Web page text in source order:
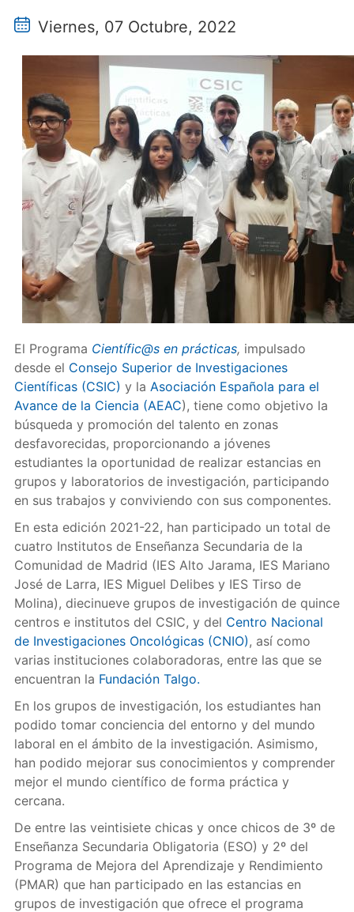
Viernes, 07 Octubre, 2022
El Programa Científic@s en prácticas, impulsado
desde el Consejo Superior de Investigaciones
Científicas (CSIC) y la Asociación Española para el
Avance de la Ciencia (AEAC), tiene como objetivo la
búsqueda y promoción del talento en zonas
desfavorecidas, proporcionando a jóvenes
estudiantes la oportunidad de realizar estancias en
grupos y laboratorios de investigación, participando
en sus trabajos y conviviendo con sus componentes.
En esta edición 2021-22, han participado un total de
cuatro Institutos de Enseñanza Secundaria de la
Comunidad de Madrid (IES Alto Jarama, IES Mariano
José de Larra, IES Miguel Delibes y IES Tirso de
Molina), diecinueve grupos de investigación de quince
centros e institutos del CSIC, y del Centro Nacional
de Investigaciones Oncológicas (CNIO), así como
varias instituciones colaboradoras, entre las que se
encuentran la Fundación Talgo.
En los grupos de investigación, los estudiantes han
podido tomar conciencia del entorno y del mundo
laboral en el ámbito de la investigación. Asimismo,
han podido mejorar sus conocimientos y comprender
mejor el mundo científico de forma práctica y
cercana.
De entre las veintisiete chicas y once chicos de 3º de
Enseñanza Secundaria Obligatoria (ESO) y 2º del
Programa de Mejora del Aprendizaje y Rendimiento
(PMAR) que han participado en las estancias en
grupos de investigación que ofrece el programa